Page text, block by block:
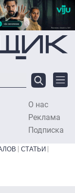
О нас
Реклама
Подписка
СТАТЬИ